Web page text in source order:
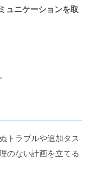
ュニケーションを取
トラブルや追加タス
のない計画を立てる